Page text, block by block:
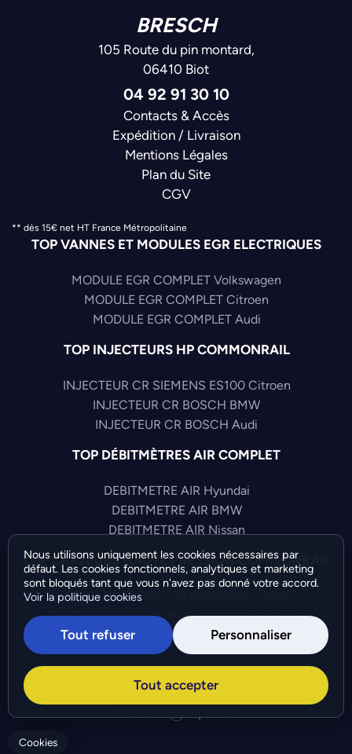
BRESCH
105 Route du pin montard,
06410 Biot
04 92 91 30 10
Contacts & Accès
Expédition / Livraison
Mentions Légales
Plan du Site
CGV
** dès 15€ net HT France Métropolitaine
TOP VANNES ET MODULES EGR ELECTRIQUES
MODULE EGR COMPLET Volkswagen
MODULE EGR COMPLET Citroen
MODULE EGR COMPLET Audi
TOP INJECTEURS HP COMMONRAIL
INJECTEUR CR SIEMENS ES100 Citroen
INJECTEUR CR BOSCH BMW
INJECTEUR CR BOSCH Audi
TOP DÉBITMÈTRES AIR COMPLET
DEBITMETRE AIR Hyundai
DEBITMETRE AIR BMW
DEBITMETRE AIR Nissan
TOP CAPTEURS HAUTE PRESSION COMMONRAIL
CAPTEUR PRESS COMMONRAIL Toyota
CAPTEUR PRESS COMMONRAIL Alfa-Romeo
CAPTEUR PRESS COMMONRAIL Citroen
©Bresch SAS - Copyright 2026 - Tous droits réservés -
Préférences de cookies-Gérer mes cookies
Cookies
Nous utilisons uniquement les cookies nécessaires par
défaut. Les cookies fonctionnels, analytiques et marketing
sont bloqués tant que vous n'avez pas donné votre accord.
Voir la politique cookies
Tout refuser Personnaliser
Tout accepter